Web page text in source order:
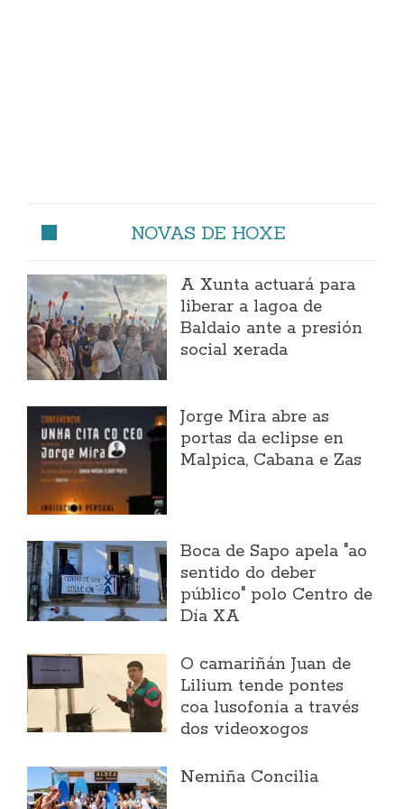
NOVAS DE HOXE
A Xunta actuará para
liberar a lagoa de
Baldaio ante a presión
social xerada
Jorge Mira abre as
portas da eclipse en
Malpica, Cabana e Zas
Boca de Sapo apela "ao
sentido do deber
público" polo Centro de
Día XA
O camariñán Juan de
Lilium tende pontes
coa lusofonía a través
dos videoxogos
Nemiña Concilia